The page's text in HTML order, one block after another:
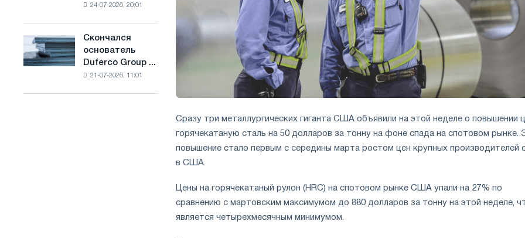
положительную
втором
полугодии
мерам
24-07-2026, 20:01
Скончался
основатель
Duferco
Скончался
основатель
Duferco Group ...
21-07-2026, 11:01
Сразу три металлургических гиганта США объявили на этой неделе о повышении
горячекатаную сталь на 50 долларов за тонну на фоне спада на спотовом рынке.
повышение стало первым с середины марта ростом цен крупных производителей
в США.
Цены на горячекатаный рулон (HRC) на спотовом рынке США упали на 27% по
сравнению с мартовским максимумом до 880 долларов за тонну на этой неделе,
является четырехмесячным минимумом.